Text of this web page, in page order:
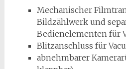
Mechanischer
Bildzählwerk und
Bedienelementen für
Blitzanschluss für
abnehmbarer